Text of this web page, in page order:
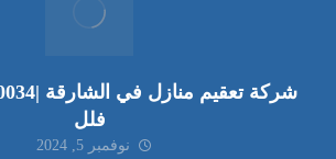
فلل
نوفمبر 5, 2024